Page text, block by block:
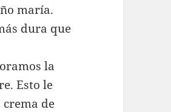
maría.
dura que
la
Esto le
de